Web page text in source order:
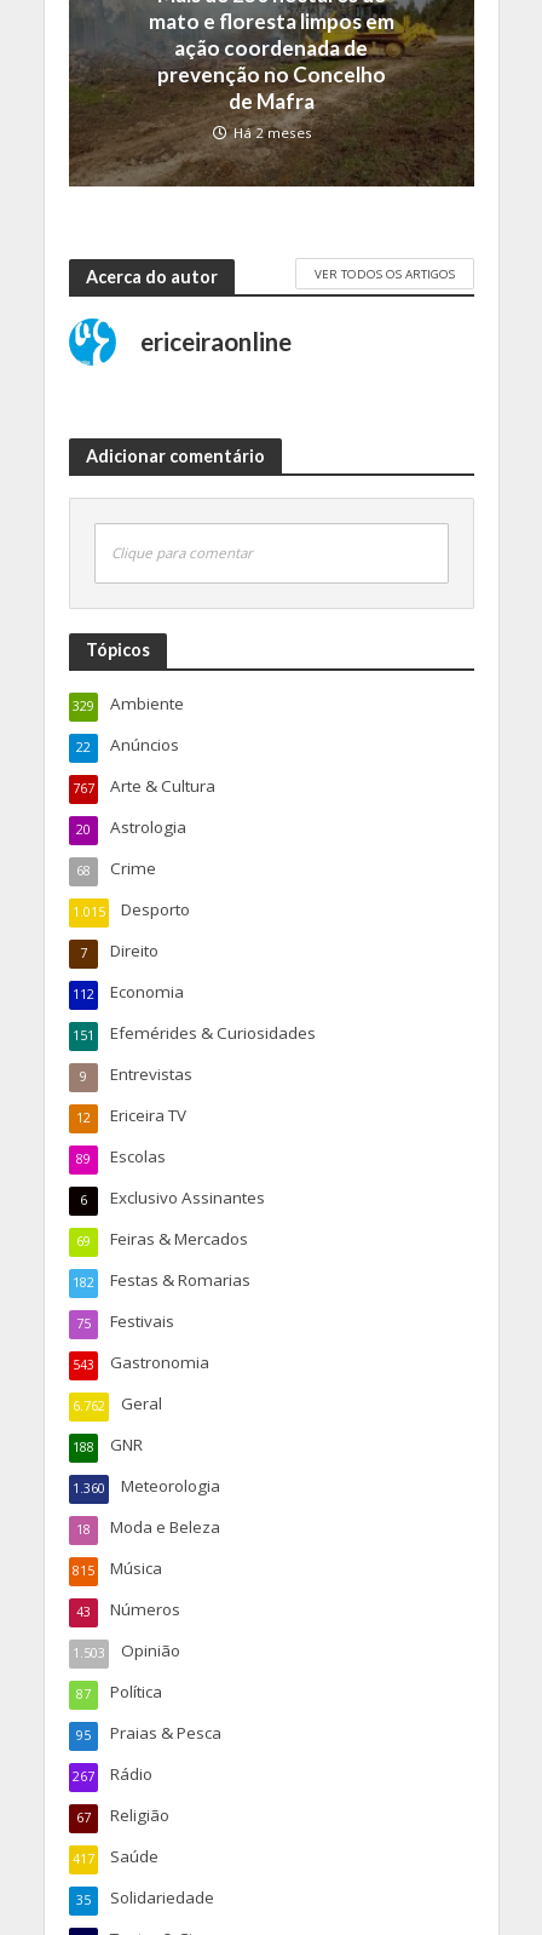
mato e floresta limpos em
ação coordenada de
prevenção no Concelho
de Mafra
Há 2 meses
Acerca do autor VER TODOS OS ARTIGOS
ericeiraonline
Adicionar comentário
Clique para comentar
Tópicos
Ambiente
329
Anúncios
22
Arte & Cultura
767
Astrologia
20
Crime
68
Desporto
1.015
Direito
7
Economia
112
Efemérides & Curiosidades
151
Entrevistas
9
Ericeira TV
12
Escolas
89
Exclusivo Assinantes
6
Feiras & Mercados
69
Festas & Romarias
182
Festivais
75
Gastronomia
543
Geral
6.762
GNR
188
Meteorologia
1.360
Moda e Beleza
18
Música
815
Números
43
Opinião
1.503
Política
87
Praias & Pesca
95
Rádio
267
Religião
67
Saúde
417
Solidariedade
35